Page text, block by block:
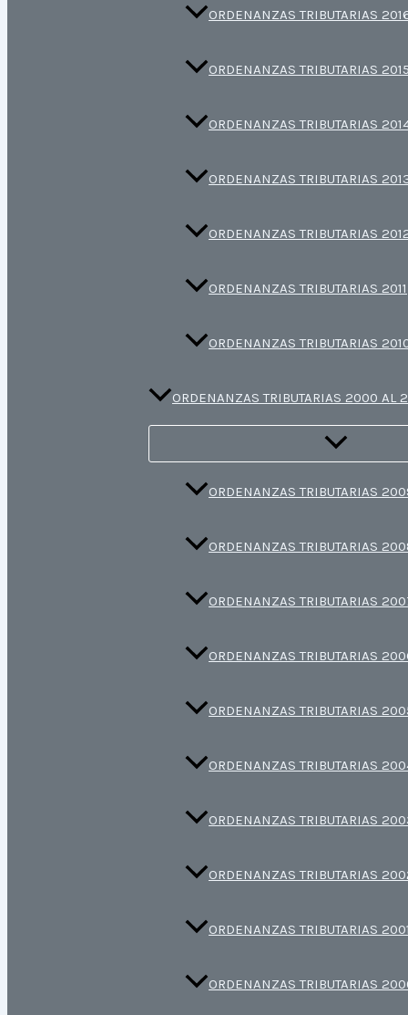
ORDENANZAS TRIBUTARIAS
ORDENANZAS TRIBUTARIAS 2015
ORDENANZAS TRIBUTARIAS
ORDENANZAS TRIBUTARIAS
ORDENANZAS TRIBUTARIAS
ORDENANZAS TRIBUTARIAS 2011
ORDENANZAS TRIBUTARIAS
ORDENANZAS TRIBUTARIAS 2000 AL
ORDENANZAS TRIBUTARIAS
ORDENANZAS TRIBUTARIAS
ORDENANZAS TRIBUTARIAS
ORDENANZAS TRIBUTARIAS
ORDENANZAS TRIBUTARIAS
ORDENANZAS TRIBUTARIAS
ORDENANZAS TRIBUTARIAS
ORDENANZAS TRIBUTARIAS
ORDENANZAS TRIBUTARIAS 2001
ORDENANZAS TRIBUTARIAS